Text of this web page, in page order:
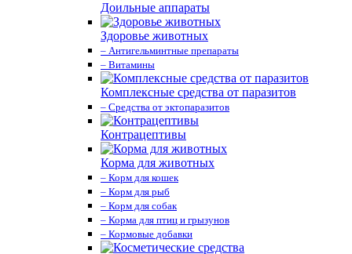
Доильные аппараты
Здоровье животных
– Антигельминтные препараты
– Витамины
Комплексные средства от паразитов
– Средства от эктопаразитов
Контрацептивы
Корма для животных
– Корм для кошек
– Корм для рыб
– Корм для собак
– Корма для птиц и грызунов
– Кормовые добавки